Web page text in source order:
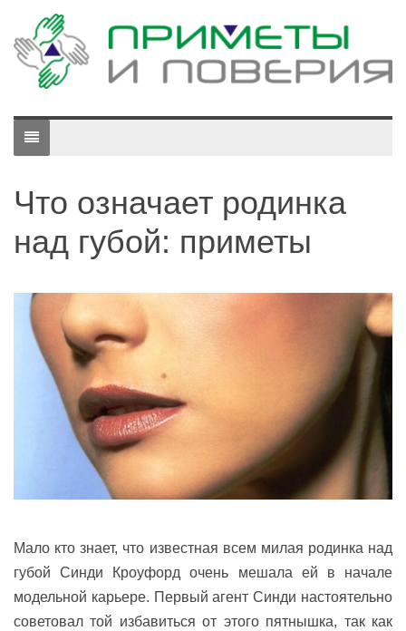
Что означает родинка
над губой: приметы
Мало кто знает, что известная всем милая родинка над
губой Синди Кроуфорд очень мешала ей в начале
модельной карьере. Первый агент Синди настоятельно
советовал той избавиться от этого пятнышка, так как